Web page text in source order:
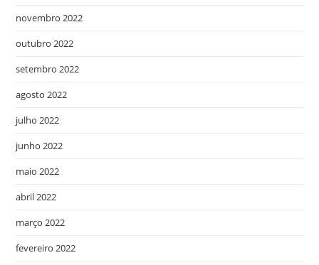
novembro 2022
outubro 2022
setembro 2022
agosto 2022
julho 2022
junho 2022
maio 2022
abril 2022
março 2022
fevereiro 2022